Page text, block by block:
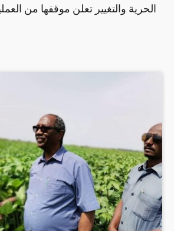
الحرية والتغيير تعلن موقفها من